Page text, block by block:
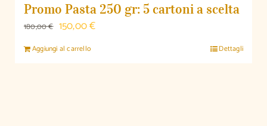
Promo Pasta 250 gr: 5 cartoni a scelta
180,00€ Il
prezzo
150,00€Il
Aggiungi al carrello Dettagli